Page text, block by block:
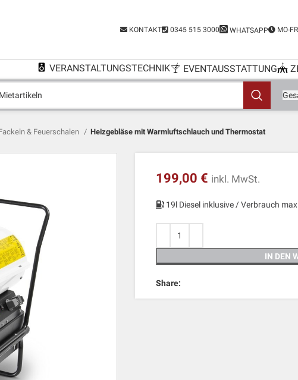
KONTAKT 0345 515 3000 WHATSAPP MO-
VERANSTALTUNGSTECHNIK EVENTAUSSTATTUNG
& Feuerschalen Heizgebläse mit Warmluftschlauch und Thermostat
199,00 € inkl. MwSt.
19l Diesel inklusive / Verbrauch
IN DEN
Share: